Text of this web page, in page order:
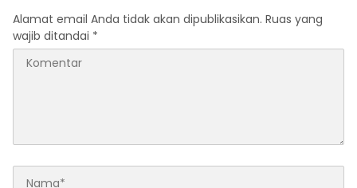
Alamat email Anda tidak akan dipublikasikan. Ruas yang
wajib ditandai *